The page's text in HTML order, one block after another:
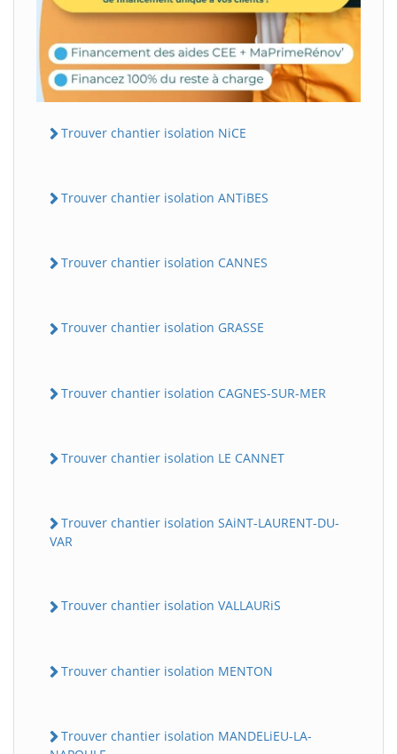
Trouver chantier isolation NiCE
Trouver chantier isolation ANTiBES
Trouver chantier isolation CANNES
Trouver chantier isolation GRASSE
Trouver chantier isolation CAGNES-SUR-MER
Trouver chantier isolation LE CANNET
Trouver chantier isolation SAiNT-LAURENT-DU-
VAR
Trouver chantier isolation VALLAURiS
Trouver chantier isolation MENTON
Trouver chantier isolation MANDELiEU-LA-